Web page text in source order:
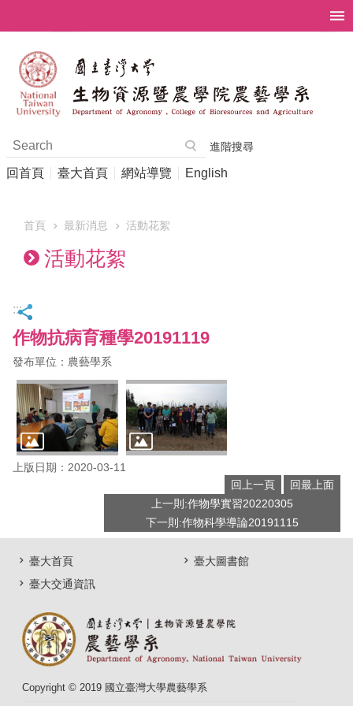
進階搜尋
回首頁 臺大首頁 網站導覽 English
首頁 最新消息 活動花絮
活動花絮
:::
作物抗病育種學20191119
發布單位：農藝學系
上版日期：2020-03-11
回上一頁
回最上面
上一則:作物學實習20220305
下一則:作物科學導論20191115
臺大首頁
臺大圖書館
臺大交通資訊
Copyright © 2019 國立臺灣大學農藝學系